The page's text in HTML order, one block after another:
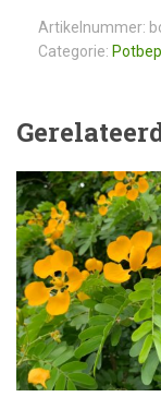
Artikelnummer:
Categorie: